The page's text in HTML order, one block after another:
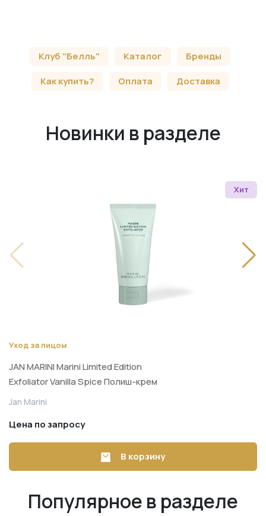
Клуб "Белль" Каталог
Бренды
Как купить?
Оплата Доставка
Новинки в разделе
Хит
Уход за лицом
JAN MARINI Marini Limited Edition
Exfoliator Vanilla Spice Полиш-крем
тройного действия для мгновенного
Jan Marini
Цена по запросу
В корзину
Популярное в разделе